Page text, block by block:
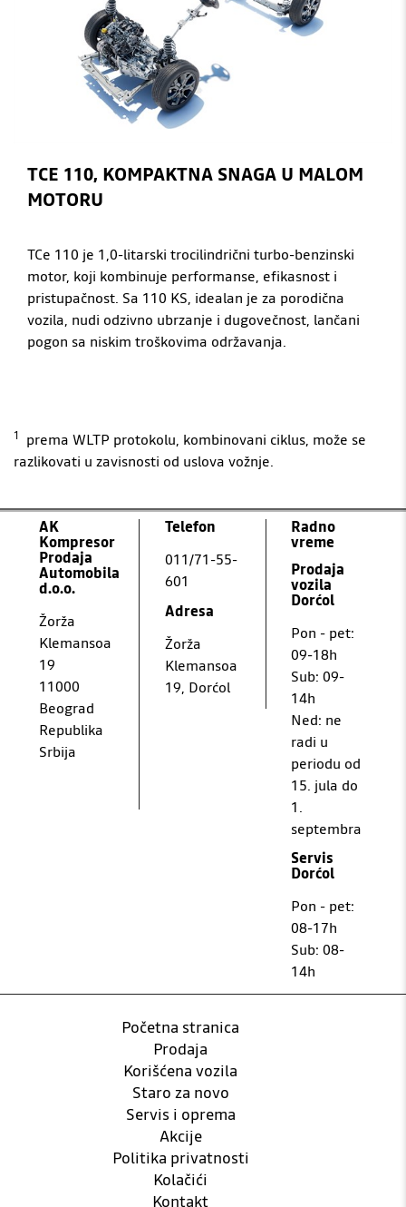
TCE 110, KOMPAKTNA SNAGA U MALOM
MOTORU
TCe 110 je 1,0-litarski trocilindrični turbo-benzinski
motor, koji kombinuje performanse, efikasnost i
pristupačnost. Sa 110 KS, idealan je za porodična
vozila, nudi odzivno ubrzanje i dugovečnost, lančani
pogon sa niskim troškovima održavanja.
1
prema WLTP protokolu, kombinovani ciklus, može se
razlikovati u zavisnosti od uslova vožnje.
AK
Kompresor
Prodaja
Automobila
d.o.o.
Žorža
Klemansoa
19
11000
Beograd
Republika
Srbija
Telefon
011/71-55-
601
Adresa
Žorža
Klemansoa
19, Dorćol
Radno
vreme
Prodaja
vozila
Dorćol
Pon - pet:
09-18h
Sub: 09-
14h
Ned: ne
radi u
periodu od
15. jula do
1.
septembra
Servis
Dorćol
Pon - pet:
08-17h
Sub: 08-
14h
Početna stranica
Prodaja
Korišćena vozila
Staro za novo
Servis i oprema
Akcije
Politika privatnosti
Kolačići
Kontakt